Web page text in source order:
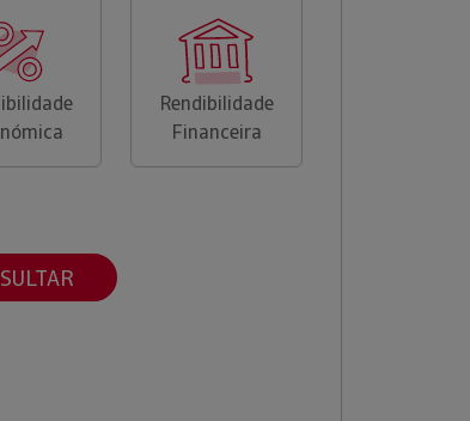
Rendibilidade
Financeira